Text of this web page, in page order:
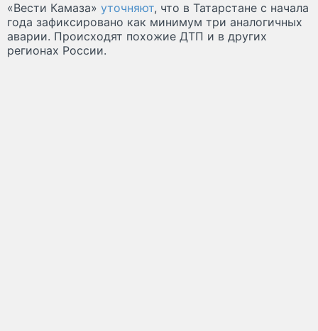
«Вести Камаза» уточняют, что в Татарстане с начала
года зафиксировано как минимум три аналогичных
аварии. Происходят похожие ДТП и в других
регионах России.